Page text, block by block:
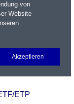
Login
ETP
von
Website
Akzeptieren